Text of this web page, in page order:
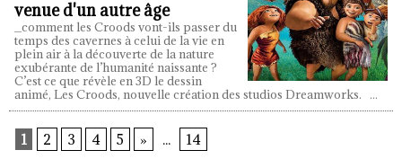
venue d'un autre âge
_comment les Croods vont-ils passer du
temps des cavernes à celui de la vie en
plein air à la découverte de la nature
exubérante de l’humanité naissante ?
C’est ce que révèle en 3D le dessin
animé, Les Croods, nouvelle création des studios Dreamworks. ...
1 2 3 4 5 » ... 14